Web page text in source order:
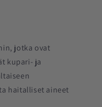
jotka ovat
kupari- ja
haitalliset aineet